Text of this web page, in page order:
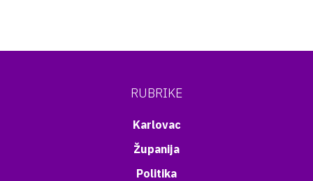
RUBRIKE
Karlovac
Županija
Politika